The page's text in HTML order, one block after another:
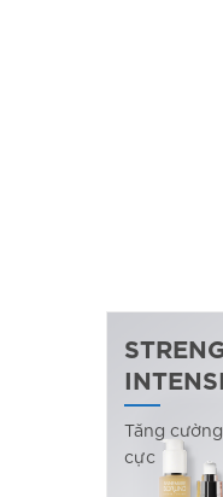
Tăng
cực